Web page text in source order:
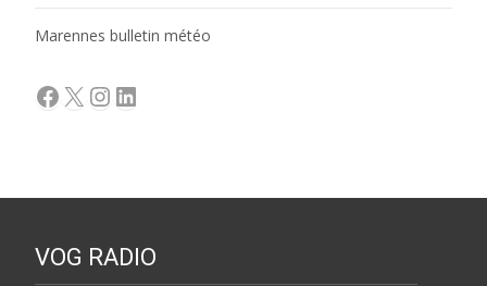
Marennes bulletin météo
Facebook
X Instagram
LinkedIn
VOG RADIO